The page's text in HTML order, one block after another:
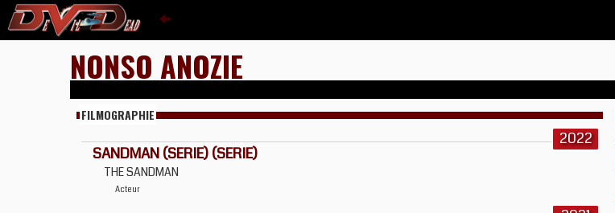
NONSO ANOZIE
FILMOGRAPHIE
2022
SANDMAN (SERIE) (SERIE)
THE SANDMAN
Acteur